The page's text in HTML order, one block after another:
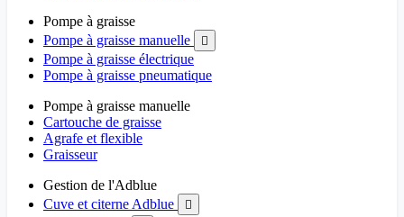
Pompe à graisse
Pompe à graisse manuelle

Pompe à graisse électrique
Pompe à graisse pneumatique
Pompe à graisse manuelle
Cartouche de graisse
Agrafe et flexible
Graisseur
Gestion de l'Adblue
Cuve et citerne Adblue
